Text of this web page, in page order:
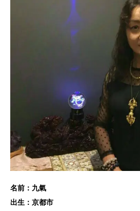
名前：九氣
出生：京都市